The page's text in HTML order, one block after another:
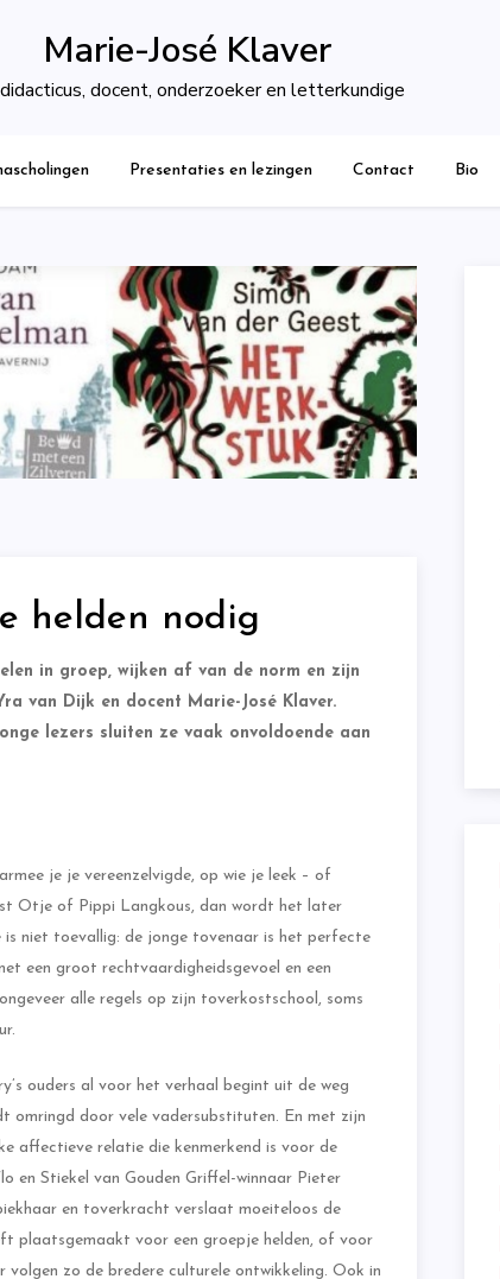
Marie-José Klaver
docent, onderzoeker en letterkundige
Presentaties en lezingen Contact Bio
helden nodig
in groep, wijken af van de norm en zijn
van Dijk en docent Marie-José Klaver.
lezers sluiten ze vaak onvoldoende aan
je je vereenzelvigde, op wie je leek – of
Otje of Pippi Langkous, dan wordt het later
niet toevallig: de jonge tovenaar is het perfecte
een groot rechtvaardigheidsgevoel en een
alle regels op zijn toverkostschool, soms
ouders al voor het verhaal begint uit de weg
omringd door vele vadersubstituten. En met zijn
affectieve relatie die kenmerkend is voor de
en Stiekel van Gouden Griffel-winnaar Pieter
en toverkracht verslaat moeiteloos de
plaatsgemaakt voor een groepje helden, of voor
volgen zo de bredere culturele ontwikkeling. Ook in